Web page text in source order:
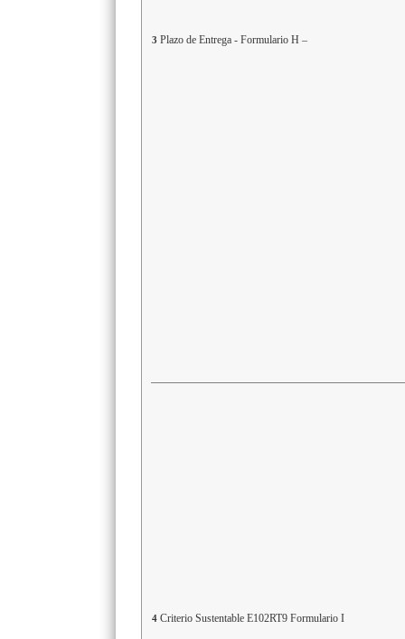
3 Plazo de Entrega - Formulario H –
4 Criterio Sustentable E102RT9 Formulario I